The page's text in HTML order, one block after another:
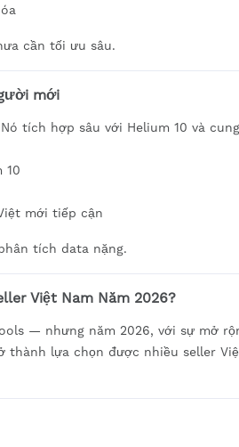
cần tối ưu sâu.
mới
tích hợp sâu với Helium 10 và
10
mới tiếp cận
tích data nặng.
Việt Nam Năm 2026?
— nhưng năm 2026, với sự mở
thành lựa chọn được nhiều seller